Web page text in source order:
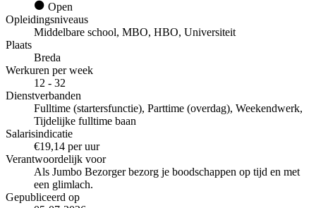
Open
Opleidingsniveaus
Middelbare school, MBO, HBO, Universiteit
Plaats
Breda
Werkuren per week
12 - 32
Dienstverbanden
Fulltime (startersfunctie), Parttime (overdag), Weekendwerk,
Tijdelijke fulltime baan
Salarisindicatie
€19,14 per uur
Verantwoordelijk voor
Als Jumbo Bezorger bezorg je boodschappen op tijd en met
een glimlach.
Gepubliceerd op